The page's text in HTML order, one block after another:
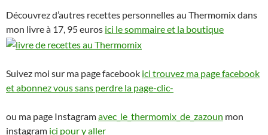
Découvrez d’autres recettes personnelles au Thermomix dans
mon livre à 17, 95 euros ici le sommaire et la boutique
Suivez moi sur ma page facebook ici trouvez ma page facebook
et abonnez vous sans perdre la page-clic-
ou ma page Instagramavec_le_thermomix_de_zazoun mon
instagram ici pour y aller